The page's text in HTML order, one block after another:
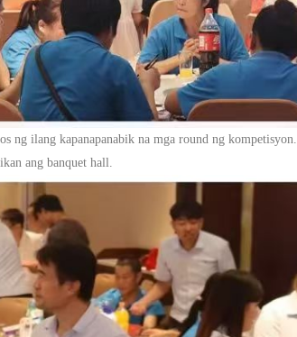
ng ilang kapanapanabik na mga round ng kompetisyon.
ang banquet hall.